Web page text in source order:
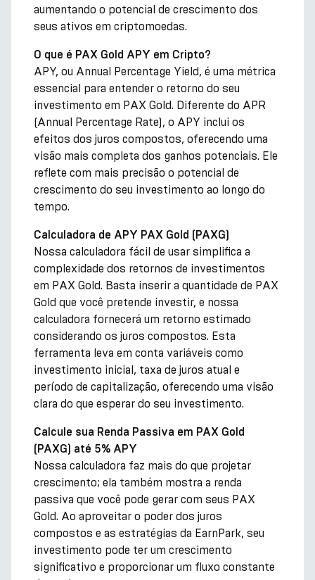
aumentando o potencial de crescimento dos
seus ativos em criptomoedas.
O que é PAX Gold APY em Cripto?
APY, ou Annual Percentage Yield, é uma métrica
essencial para entender o retorno do seu
investimento em PAX Gold. Diferente do APR
(Annual Percentage Rate), o APY inclui os
efeitos dos juros compostos, oferecendo uma
visão mais completa dos ganhos potenciais. Ele
reflete com mais precisão o potencial de
crescimento do seu investimento ao longo do
tempo.
Calculadora de APY PAX Gold (PAXG)
Nossa calculadora fácil de usar simplifica a
complexidade dos retornos de investimentos
em PAX Gold. Basta inserir a quantidade de PAX
Gold que você pretende investir, e nossa
calculadora fornecerá um retorno estimado
considerando os juros compostos. Esta
ferramenta leva em conta variáveis como
investimento inicial, taxa de juros atual e
período de capitalização, oferecendo uma visão
clara do que esperar do seu investimento.
Calcule sua Renda Passiva em PAX Gold
(PAXG) até 5% APY
Nossa calculadora faz mais do que projetar
crescimento; ela também mostra a renda
passiva que você pode gerar com seus PAX
Gold. Ao aproveitar o poder dos juros
compostos e as estratégias da EarnPark, seu
investimento pode ter um crescimento
significativo e proporcionar um fluxo constante